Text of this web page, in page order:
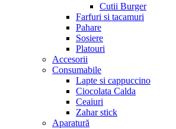
Cutii Burger
Farfuri si tacamuri
Pahare
Sosiere
Platouri
Accesorii
Consumabile
Lapte si cappuccino
Ciocolata Calda
Ceaiuri
Zahar stick
Aparatură